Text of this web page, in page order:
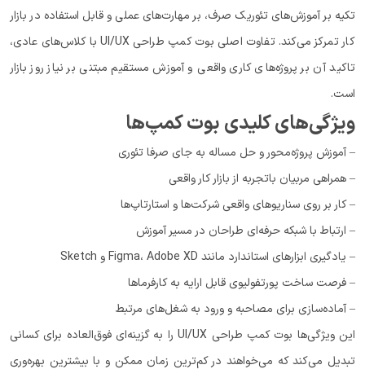
تکیه بر آموزش‌های تئوریک صرف، بر مهارت‌های عملی و قابل استفاده در بازار
کار تمرکز می‌کند. تفاوت اصلی بوت کمپ طراحی UI/UX با کلاس‌های عادی،
تاکید آن بر پروژه‌های کاری واقعی و آموزش مستقیم مبتنی بر نیاز روز بازار
است.
ویژگی‌های کلیدی بوت کمپ‌ها
– آموزش پروژه‌محور و حل مساله به جای صرفا تئوری
– همراهی مربیان باتجربه از بازار کار واقعی
– کار بر روی سناریوهای واقعی شرکت‌ها و استارتاپ‌ها
– ارتباط با شبکه حرفه‌ای طراحان در مسیر آموزش
– یادگیری ابزارهای استاندارد مانند Figma، Adobe XD و Sketch
– فرصت ساخت پورتفولیوی قابل ارایه به کارفرماها
– آماده‌سازی برای مصاحبه و ورود به شغل‌های مرتبط
این ویژگی‌ها بوت کمپ طراحی UI/UX را به گزینه‌ای فوق‌العاده برای کسانی
تبدیل می‌کند که می‌خواهند در کم‌ترین زمان ممکن و با بیشترین بهره‌وری